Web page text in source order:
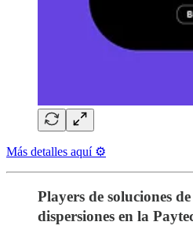
Más detalles aquí ⚙️
Players de soluciones
dispersiones en la